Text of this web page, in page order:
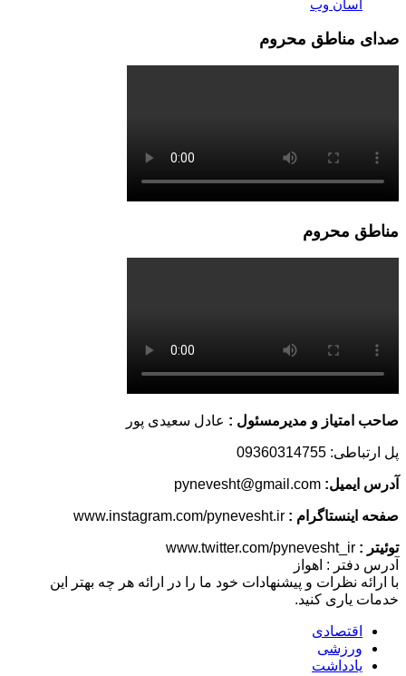
آسان وب
صدای مناطق محروم
مناطق محروم
صاحب امتیاز و مدیرمسئول : عادل سعیدی پور
پل ارتباطی: 09360314755
آدرس ایمیل:
صفحه اینستاگرام :
توئیتر :
آدرس دفتر : اهواز
با ارائه نظرات و پیشنهادات خود ما را در ارائه هر چه بهتر این
خدمات یاری کنید.
اقتصادی
ورزشی
یادداشت